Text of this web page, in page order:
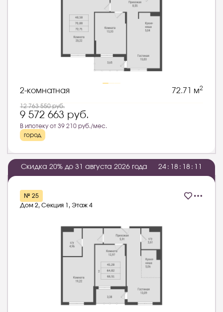
2-комнатная 72.71 м2
12 763 550руб.
9 572 663 руб.
В ипотеку от 39 210 руб./мес.
город
Скидка 20% до 31 августа 2026 года 24 : 8 : 8 :
№ 25
Дом 2, Секция 1, Этаж 4